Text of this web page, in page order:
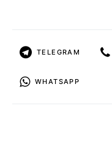
TELEGRAM
WHATSAPP